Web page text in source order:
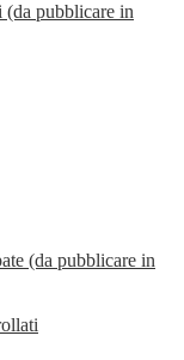
pubblicare in
(da pubblicare in